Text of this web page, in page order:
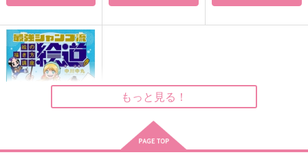
アンダーヴェール
Fragment
夏油傑×五条悟
787円（税込）
カイザー×潔世一
サンプル
もっと見る！